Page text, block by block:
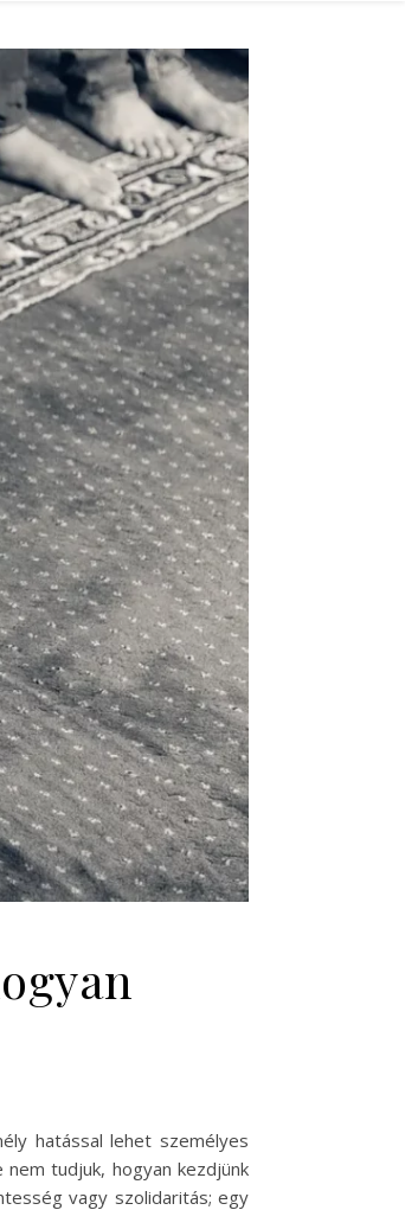
hatással lehet személyes
tudjuk, hogyan kezdjünk
vagy szolidaritás; egy